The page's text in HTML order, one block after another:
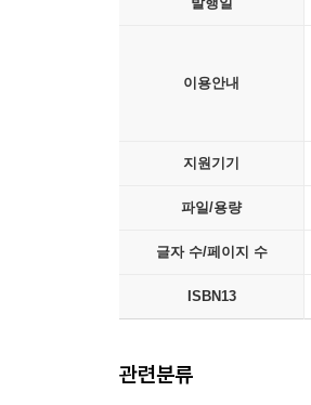
이용안내
지원기기
파일/용량
글자 수/페이지 수
ISBN13
관련분류